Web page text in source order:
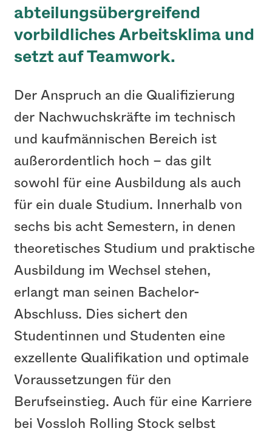
abteilungsübergreifend
vorbildliches Arbeitsklima und
setzt auf Teamwork.
Der Anspruch an die Qualifizierung
der Nachwuchskräfte im technisch
und kaufmännischen Bereich ist
außerordentlich hoch – das gilt
sowohl für eine Ausbildung als auch
für ein duale Studium. Innerhalb von
sechs bis acht Semestern, in denen
theoretisches Studium und praktische
Ausbildung im Wechsel stehen,
erlangt man seinen Bachelor-
Abschluss. Dies sichert den
Studentinnen und Studenten eine
exzellente Qualifikation und optimale
Voraussetzungen für den
Berufseinstieg. Auch für eine Karriere
bei Vossloh Rolling Stock selbst